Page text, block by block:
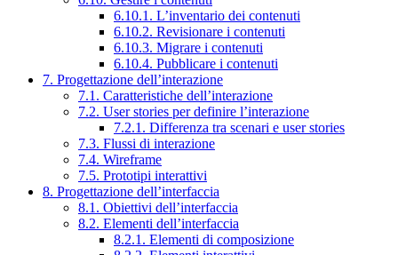
6.10.1. L’inventario dei contenuti
6.10.2. Revisionare i contenuti
6.10.3. Migrare i contenuti
6.10.4. Pubblicare i contenuti
7. Progettazione dell’interazione
7.1. Caratteristiche dell’interazione
7.2. User stories per definire l’interazione
7.2.1. Differenza tra scenari e user stories
7.3. Flussi di interazione
7.4. Wireframe
7.5. Prototipi interattivi
8. Progettazione dell’interfaccia
8.1. Obiettivi dell’interfaccia
8.2. Elementi dell’interfaccia
8.2.1. Elementi di composizione